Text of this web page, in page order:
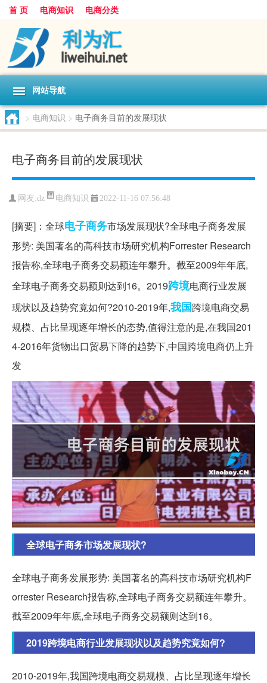
首 页 电商知识 电商分类
网站导航
> 电商知识 > 电子商务目前的发展现状
电子商务目前的发展现状
网友:dz 电商知识 2022-11-16 07:56:48
[摘要]：全球电子商务市场发展现状?全球电子商务发展
形势: 美国著名的高科技市场研究机构Forrester Research
报告称,全球电子商务交易额连年攀升。截至2009年年底,
全球电子商务交易额则达到16。2019跨境电商行业发展
现状以及趋势究竟如何?2010-2019年,我国跨境电商交易
规模、占比呈现逐年增长的态势,值得注意的是,在我国201
4-2016年货物出口贸易下降的趋势下,中国跨境电商仍上升
发
全球电子商务市场发展现状?
全球电子商务发展形势: 美国著名的高科技市场研究机构F
orrester Research报告称,全球电子商务交易额连年攀升。
截至2009年年底,全球电子商务交易额则达到16。
2019跨境电商行业发展现状以及趋势究竟如何?
2010-2019年,我国跨境电商交易规模、占比呈现逐年增长